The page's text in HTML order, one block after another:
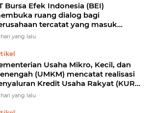
Bursa Efek Indonesia (BEI)
ruang dialog bagi
tercatat yang masuk
kategori high shareholding
hari yang lalu
Usaha Mikro, Kecil, dan
(UMKM) mencatat realisasi
Kredit Usaha Rakyat (KUR)
12 Juli 2026
hari yang lalu